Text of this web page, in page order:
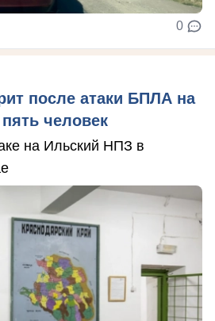
0
после атаки БПЛА на
человек
на Ильский НПЗ в